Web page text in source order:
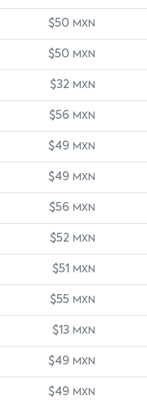
$50 MXN
$50 MXN
$32 MXN
$56 MXN
$49 MXN
$49 MXN
$56 MXN
$52 MXN
$51 MXN
$55 MXN
$13 MXN
$49 MXN
$49 MXN